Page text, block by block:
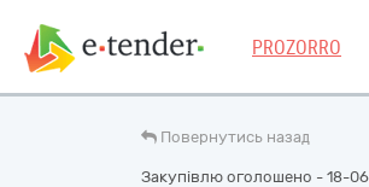
PROZORRO
Повернутись назад
Закупівлю оголошено - 18-06-